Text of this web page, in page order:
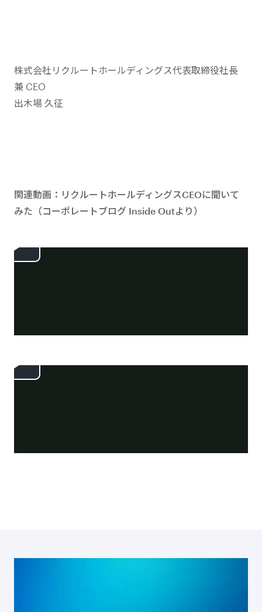
株式会社リクルートホールディングス代表取締役社長
兼 CEO
出木場 久征
関連動画：リクルートホールディングスCEOに聞いて
みた（コーポレートブログ Inside Outより）